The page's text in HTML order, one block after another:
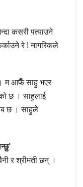
कसरी पत्याउने
रे ! नागरिकले
म आफैँ साहु भएर
छ । साहुलाई
छ । साहुले
र श्रीमती छन् ।